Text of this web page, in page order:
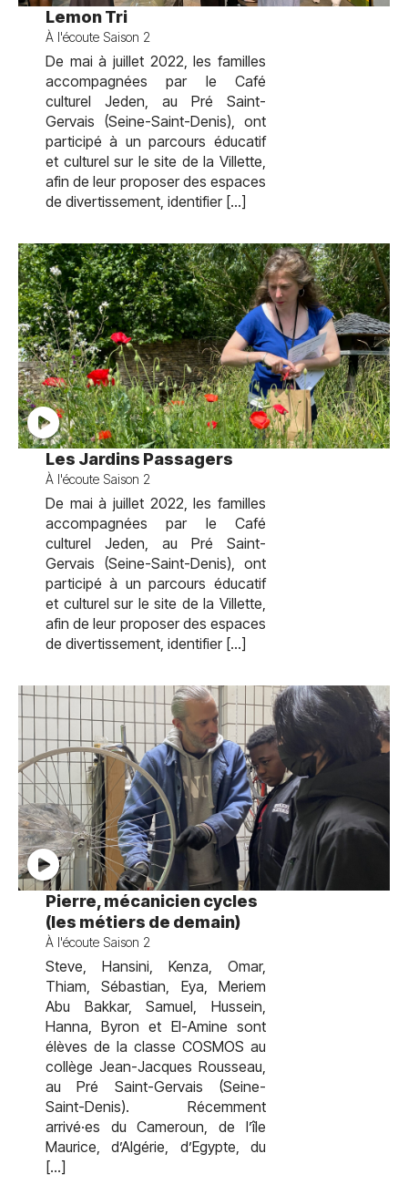
Lemon Tri
À l'écoute Saison 2
De mai à juillet 2022, les familles
accompagnées par le Café
culturel Jeden, au Pré Saint-
Gervais (Seine-Saint-Denis), ont
participé à un parcours éducatif
et culturel sur le site de la Villette,
afin de leur proposer des espaces
de divertissement, identifier […]
Les Jardins Passagers
À l'écoute Saison 2
De mai à juillet 2022, les familles
accompagnées par le Café
culturel Jeden, au Pré Saint-
Gervais (Seine-Saint-Denis), ont
participé à un parcours éducatif
et culturel sur le site de la Villette,
afin de leur proposer des espaces
de divertissement, identifier […]
Pierre, mécanicien cycles
(les métiers de demain)
À l'écoute Saison 2
Steve, Hansini, Kenza, Omar,
Thiam, Sébastian, Eya, Meriem
Abu Bakkar, Samuel, Hussein,
Hanna, Byron et El-Amine sont
élèves de la classe COSMOS au
collège Jean-Jacques Rousseau,
au Pré Saint-Gervais (Seine-
Saint-Denis). Récemment
arrivé·es du Cameroun, de l’île
Maurice, d’Algérie, d’Egypte, du
[…]